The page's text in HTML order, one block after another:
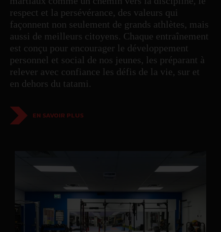
respect et la persévérance, des valeurs qui
façonnent non seulement de grands athlètes, mais
aussi de meilleurs citoyens. Chaque entraînement
est conçu pour encourager le développement
personnel et social de nos jeunes, les préparant à
relever avec confiance les défis de la vie, sur et
en dehors du tatami.
EN SAVOIR PLUS